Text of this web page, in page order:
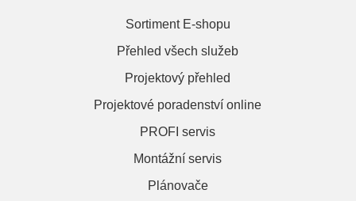
Sortiment E-shopu
Přehled všech služeb
Projektový přehled
Projektové poradenství online
PROFI servis
Montážní servis
Plánovače